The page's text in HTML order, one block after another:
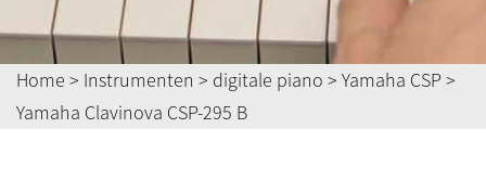
Home > Instrumenten > digitale piano > Yamaha CSP >
Yamaha Clavinova CSP-295 B